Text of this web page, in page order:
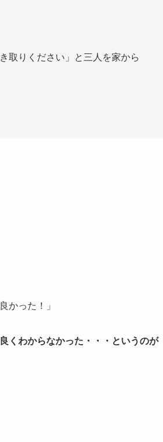
取りください」と三人を家から
かった！」
くわからなかった・・・というのが